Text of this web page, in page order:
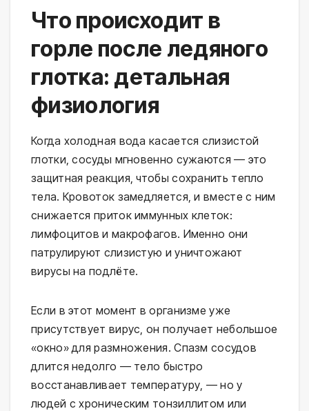
Что происходит в
горле после ледяного
глотка: детальная
физиология
Когда холодная вода касается слизистой
глотки, сосуды мгновенно сужаются — это
защитная реакция, чтобы сохранить тепло
тела. Кровоток замедляется, и вместе с ним
снижается приток иммунных клеток:
лимфоцитов и макрофагов. Именно они
патрулируют слизистую и уничтожают
вирусы на подлёте.
Если в этот момент в организме уже
присутствует вирус, он получает небольшое
«окно» для размножения. Спазм сосудов
длится недолго — тело быстро
восстанавливает температуру, — но у
людей с хроническим тонзиллитом или